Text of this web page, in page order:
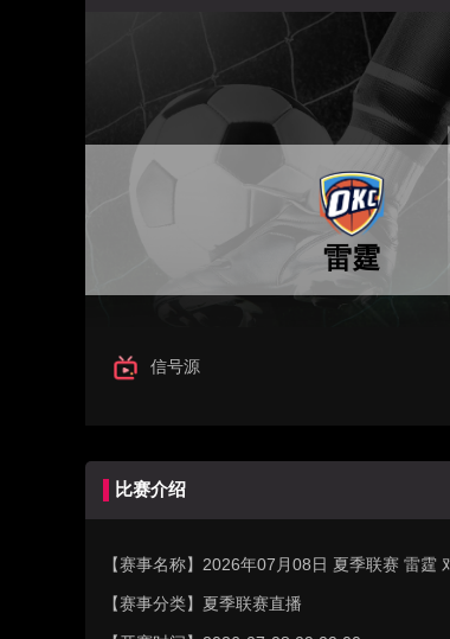
雷霆
信号源
比赛介绍
【赛事名称】 2026年07月08日 夏季联赛 雷霆
【赛事分类】 夏季联赛直播